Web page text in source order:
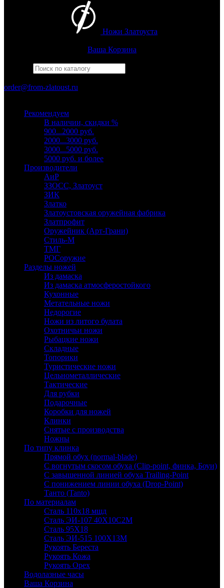
Ножи Златоуста
Ваша Корзина
order@from-zlatoust.ru
Рекомендуем
В наличии, скидки %
900...2000 руб.
2000...3000 руб.
3000...5000 руб.
5000 руб. и более
Производители
АиР
ЗЗОСС, Златоуст
ЗИК
Златко
Златоустовская оружейная фабрика
Златпрофит
Оружейник (Арт-Грани)
Стиль-М
ТМГ
РОСоружие
Разделы ножей
Из дамаска
Из дамаска атмосферостойкого
Кухонные
Метательные ножи
Недорогие
Ножи из литого булата
Охотничьи ножи
Рыбацкие ножи
Складные
Топорики
Туристические ножи
Цельнометаллические
Тактические
Для рубки
Подарочные
Коробки для ножей
Клинки
Снятые с производства
Ножны
По типу клинка
Прямой обух (normal-blade)
С вогнутым скосом обуха (Clip-point, финка, Боуи)
С завышенной линией обуха Trailing-Point
С понижением линии обуха (Drop-Point)
Танто (Tanto)
По материалам
Сталь 110х18 мшд
Сталь ЭИ-107 40Х10С2М
Сталь 95Х18
Сталь ЭИ-515 100Х13М
Рукоять Береста
Рукоять Кожа
Рукоять Орех
Водолазные часы
Ваша Корзина